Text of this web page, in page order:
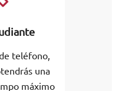
teléfono,
una
máximo